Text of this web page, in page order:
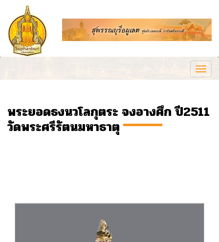
พระยอดธงนวโลกุตระ จงอางศึก ปี2511
วัดพระศรีรัตนมหาธาตุ